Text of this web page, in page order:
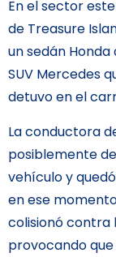
En el sector
de Treasure
un sedán
SUV Mercedes
detuvo en el
La conductora
posiblemente
vehículo y
en ese
colisionó contra
provocando